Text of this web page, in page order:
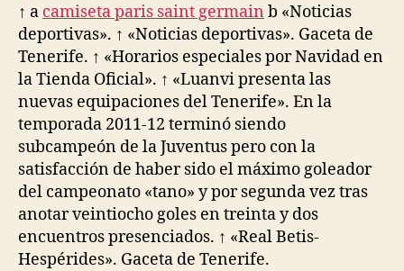
↑ a camiseta paris saint germain b «Noticias
deportivas». ↑ «Noticias deportivas». Gaceta de
Tenerife. ↑ «Horarios especiales por Navidad en
la Tienda Oficial». ↑ «Luanvi presenta las
nuevas equipaciones del Tenerife». En la
temporada 2011-12 terminó siendo
subcampeón de la Juventus pero con la
satisfacción de haber sido el máximo goleador
del campeonato «tano» y por segunda vez tras
anotar veintiocho goles en treinta y dos
encuentros presenciados. ↑ «Real Betis-
Hespérides». Gaceta de Tenerife.